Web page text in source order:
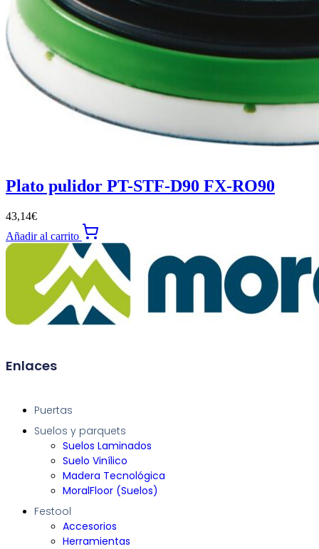
Plato pulidor PT-STF-D90 FX-RO90
43,14€
Añadir al carrito
Enlaces
Puertas
Suelos y parquets
Suelos Laminados
Suelo Vinílico
Madera Tecnológica
MoralFloor (Suelos)
Festool
Accesorios
Herramientas